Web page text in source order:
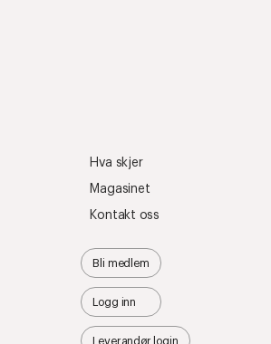
Hva skjer
Magasinet
Kontakt oss
Bli medlem
Logg inn
Leverandør login